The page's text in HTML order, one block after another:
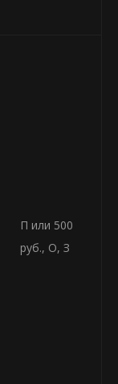
П или 500
руб., О, З